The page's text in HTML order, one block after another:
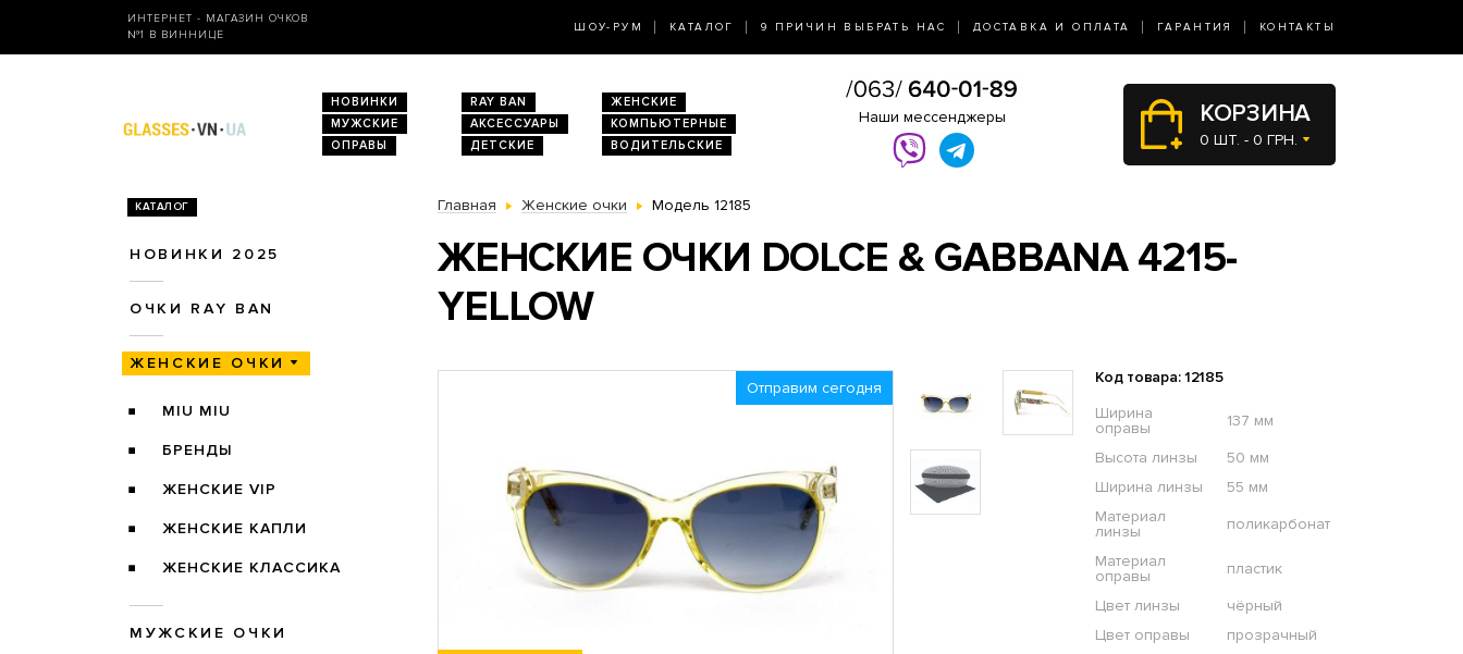
ИНТЕРНЕТ - МАГАЗИН ОЧКОВ
№1 В ВИННИЦЕ
ШОУ-РУМ КАТАЛОГ 9 ПРИЧИН ВЫБРАТЬ НАС ДОСТАВКА И ОПЛАТА ГАРАНТИЯ КОНТАКТЫ
НОВИНКИ RAY BAN
ЖЕНСКИЕ
МУЖСКИЕ
АКСЕССУАРЫ
КОМПЬЮТЕРНЫЕ
ОПРАВЫ
ДЕТСКИЕ ВОДИТЕЛЬСКИЕ
Наши мессенджеры КОРЗИНА
0 ШТ. - 0 ГРН.
КАТАЛОГ
НОВИНКИ 2025
ОЧКИ RAY BAN
ЖЕНСКИЕ ОЧКИ
MIU MIU
БРЕНДЫ
ЖЕНСКИЕ VIP
ЖЕНСКИЕ КАПЛИ
ЖЕНСКИЕ КЛАССИКА
МУЖСКИЕ ОЧКИ
Главная Женские очки Модель 12185
ЖЕНСКИЕ ОЧКИ DOLCE & GABBANA 4215-
YELLOW
Отправим сегодня
Код товара: 12185
Ширина
оправы
137 мм
Высота линзы
50 мм
Ширина линзы
55 мм
Материал
линзы
поликарбонат
Материал
оправы
пластик
Цвет линзы
чёрный
Цвет оправы
прозрачный